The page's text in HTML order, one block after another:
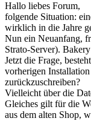
Hallo liebes Forum,
folgende Situation:
wirklich in die Jahre
Nun ein Neuanfang,
Strato-Server).
Jetzt die Frage,
vorherigen
zurückzuschreiben?
Vielleicht über die
Gleiches gilt für die
aus dem alten Shop,